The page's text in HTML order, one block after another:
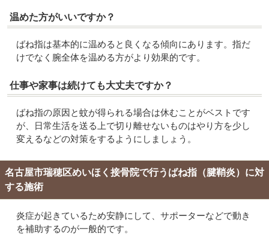
温めた方がいいですか？
ばね指は基本的に温めると良くなる傾向にあります。指だ
けでなく腕全体を温める方がより効果的です。
仕事や家事は続けても大丈夫ですか？
ばね指の原因と蚊が得られる場合は休むことがベストです
が、日常生活を送る上で切り離せないものはやり方を少し
変えるなどの対策をするようにしましょう。
名古屋市瑞穂区めいほく接骨院で行うばね指（腱鞘炎）に対
する施術
炎症が起きているため安静にして、サポーターなどで動き
を補助するのが一般的です。